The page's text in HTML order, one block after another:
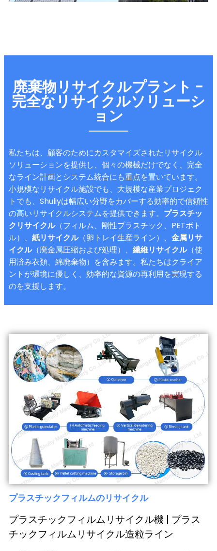
廃棄物リサイクルプラント -
完全なリサイクルソリューシ
ョン
私たちは、顧客のためにカスタマイズされたリサイクル
ソリューションを提供し、個々の機械だけでなく、完全
なライン計画とシステム統合にも重点を置いています。
小規模なリサイクル施設でも、大規模な産業プロジェク
トでも、Shuliyは幅広い分野をカバーする効率的で信頼性
の高いリサイクルシステムを提供できます。 プラスチッ
クリサイクル（フィルム、剛性プラスチック、PETボト
ル）、 紙リサイクル（卵トレイ生産ライン）、 金属リサ
イクル（廃金属圧縮および処理）、 繊維リサイクル（使
用済み衣類、綿廃棄物）を含みます。私たちはクライア
ントが環境に優しく、効率的な資源の再利用を実現する
のを支援します。
プラスチックフィルムのリサイクル
プラスチックフィルムリサイクル機 | プラス
チックフィルムリサイクル造粒ライン